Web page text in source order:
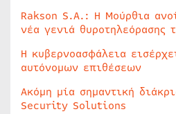
Rakson S.A.: Η Μούρθια
νέα γενιά θυροτηλεόρασης
Η κυβερνοασφάλεια
αυτόνομων επιθέσεων
Ακόμη μία σημαντική
Security Solutions